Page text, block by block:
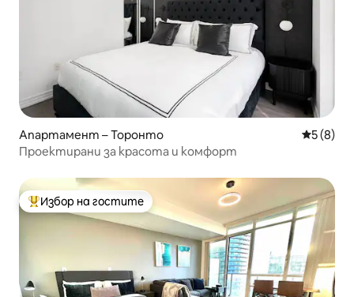
Апартамент – Торонто Средна
5 (8)
Проектирани за красота и комфорт
Най-популярен избор на гостите
Избор на гостите